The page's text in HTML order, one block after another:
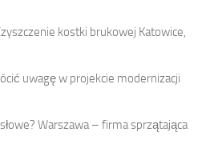
kostki brukowej Katowice,
uwagę w projekcie modernizacji
Warszawa – firma sprzątająca